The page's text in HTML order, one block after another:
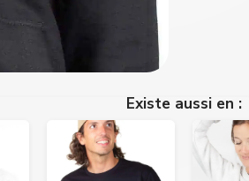
Existe aussi en :